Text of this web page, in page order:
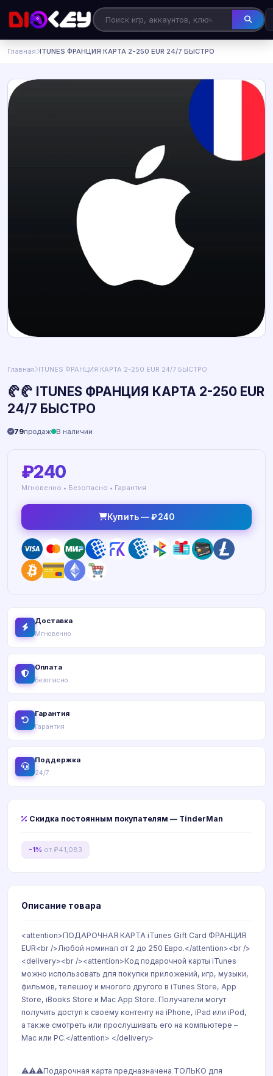
Главная ITUNES ФРАНЦИЯ КАРТА 2-250 EUR 24/7 БЫСТРО
Главная ITUNES ФРАНЦИЯ КАРТА 2-250 EUR 24/7 БЫСТРО
🥐🥐 ITUNES ФРАНЦИЯ КАРТА 2-250 EUR
24/7 БЫСТРО
79продаж В наличии
₽240
Мгновенно • Безопасно • Гарантия
Купить — ₽240
Доставка
Мгновенно
Оплата
Безопасно
Гарантия
Гарантия
Поддержка
24/7
Скидка постоянным покупателям — TinderMan
-1% от ₽41,083
Описание товара
<attention>ПОДАРОЧНАЯ КАРТА iTunes Gift Card ФРАНЦИЯ
EUR<br />Любой номинал от 2 до 250 Евро.</attention><br />
<delivery><br /><attention>Код подарочной карты iTunes
можно использовать для покупки приложений, игр, музыки,
фильмов, телешоу и многого другого в iTunes Store, App
Store, iBooks Store и Mac App Store. Получатели могут
получить доступ к своему контенту на iPhone, iPad или iPod,
а также смотреть или прослушивать его на компьютере –
Mac или PC.</attention> </delivery>
⚠️⚠️⚠️Подарочная карта предназначена ТОЛЬКО для